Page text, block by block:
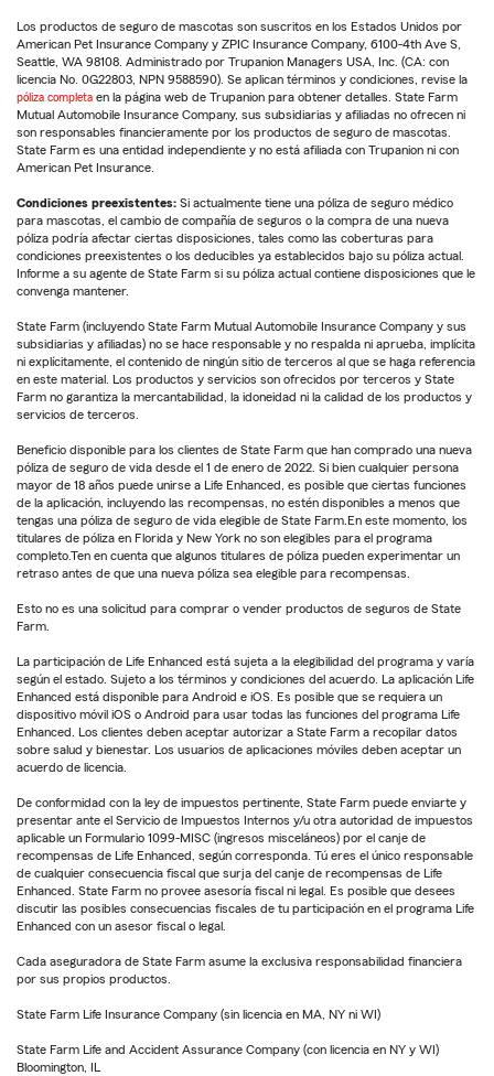
Los productos de seguro de mascotas son suscritos en los Estados Unidos por
American Pet Insurance Company y ZPIC Insurance Company, 6100-4th Ave S,
Seattle, WA 98108. Administrado por Trupanion Managers USA, Inc. (CA: con
licencia No. 0G22803, NPN 9588590). Se aplican términos y condiciones, revise la
póliza completa en la página web de Trupanion para obtener detalles. State Farm
Mutual Automobile Insurance Company, sus subsidiarias y afiliadas no ofrecen ni
son responsables financieramente por los productos de seguro de mascotas.
State Farm es una entidad independiente y no está afiliada con Trupanion ni con
American Pet Insurance.
Condiciones preexistentes: Si actualmente tiene una póliza de seguro médico
para mascotas, el cambio de compañía de seguros o la compra de una nueva
póliza podría afectar ciertas disposiciones, tales como las coberturas para
condiciones preexistentes o los deducibles ya establecidos bajo su póliza actual.
Informe a su agente de State Farm si su póliza actual contiene disposiciones que le
convenga mantener.
State Farm (incluyendo State Farm Mutual Automobile Insurance Company y sus
subsidiarias y afiliadas) no se hace responsable y no respalda ni aprueba, implícita
ni explícitamente, el contenido de ningún sitio de terceros al que se haga referencia
en este material. Los productos y servicios son ofrecidos por terceros y State
Farm no garantiza la mercantabilidad, la idoneidad ni la calidad de los productos y
servicios de terceros.
Beneficio disponible para los clientes de State Farm que han comprado una nueva
póliza de seguro de vida desde el 1 de enero de 2022. Si bien cualquier persona
mayor de 18 años puede unirse a Life Enhanced, es posible que ciertas funciones
de la aplicación, incluyendo las recompensas, no estén disponibles a menos que
tengas una póliza de seguro de vida elegible de State Farm.En este momento, los
titulares de póliza en Florida y New York no son elegibles para el programa
completo.Ten en cuenta que algunos titulares de póliza pueden experimentar un
retraso antes de que una nueva póliza sea elegible para recompensas.
Esto no es una solicitud para comprar o vender productos de seguros de State
Farm.
La participación de Life Enhanced está sujeta a la elegibilidad del programa y varía
según el estado. Sujeto a los términos y condiciones del acuerdo. La aplicación Life
Enhanced está disponible para Android e iOS. Es posible que se requiera un
dispositivo móvil iOS o Android para usar todas las funciones del programa Life
Enhanced. Los clientes deben aceptar autorizar a State Farm a recopilar datos
sobre salud y bienestar. Los usuarios de aplicaciones móviles deben aceptar un
acuerdo de licencia.
De conformidad con la ley de impuestos pertinente, State Farm puede enviarte y
presentar ante el Servicio de Impuestos Internos y/u otra autoridad de impuestos
aplicable un Formulario 1099-MISC (ingresos misceláneos) por el canje de
recompensas de Life Enhanced, según corresponda. Tú eres el único responsable
de cualquier consecuencia fiscal que surja del canje de recompensas de Life
Enhanced. State Farm no provee asesoría fiscal ni legal. Es posible que desees
discutir las posibles consecuencias fiscales de tu participación en el programa Life
Enhanced con un asesor fiscal o legal.
Cada aseguradora de State Farm asume la exclusiva responsabilidad financiera
por sus propios productos.
State Farm Life Insurance Company (sin licencia en MA, NY ni WI)
State Farm Life and Accident Assurance Company (con licencia en NY y WI)
Bloomington, IL